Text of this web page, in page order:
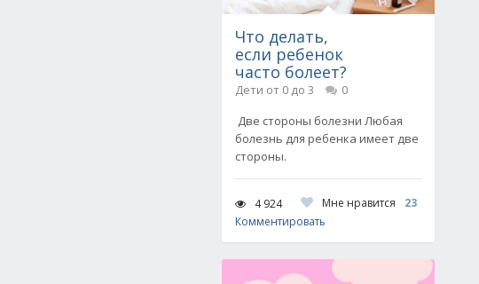
Что делать,
если ребенок
часто болеет?
Дети от 0 до 3
0
Две стороны болезни Любая
болезнь для ребенка имеет две
стороны.
4 924 Мне нравится
23
Комментировать